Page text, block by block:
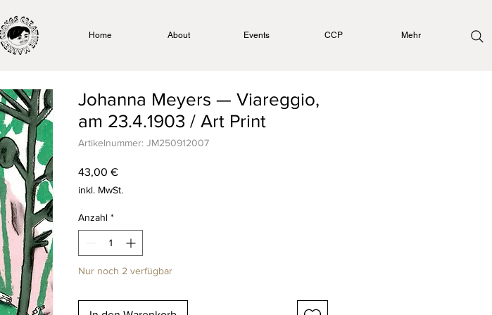
Home About Events CCP Mehr
Johanna Meyers — Viareggio,
am 23.4.1903 / Art Print
Artikelnummer: JM250912007
43,00 €Preis
inkl. MwSt.
Anzahl *
Nur noch 2 verfügbar